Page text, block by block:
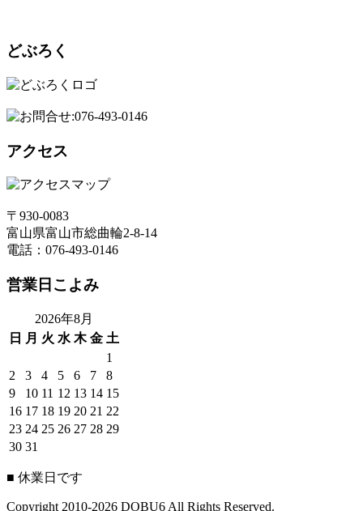
どぶろく
アクセス
〒930-0083
富山県富山市総曲輪2-8-14
電話：076-493-0146
営業日こよみ
2026年8月
日
月 火 水 木 金 土
1
2
3 4 5 6 7
8
9
10 11 12 13 14 15
16 17 18 19 20 21 22
23 24 25 26 27 28 29
30 31
■ 休業日です
Copyright 2010-2026 DOBU6 All Rights Reserved.